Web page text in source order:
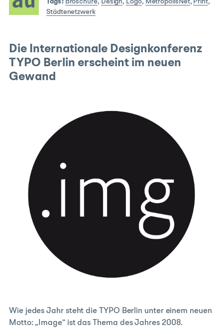
Städtenetzwerk
Die Internationale Designkonferenz
TYPO Berlin erscheint im neuen
Gewand
Wie jedes Jahr steht die TYPO Berlin unter einem neuen
Motto: „Image“ ist das Thema des Jahres 2008.